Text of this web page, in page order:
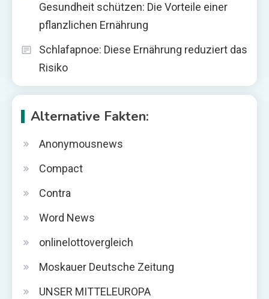
Gesundheit schützen: Die Vorteile einer
pflanzlichen Ernährung
Schlafapnoe: Diese Ernährung reduziert das
Risiko
Alternative Fakten:
Anonymousnews
Compact
Contra
Word News
onlinelottovergleich
Moskauer Deutsche Zeitung
UNSER MITTELEUROPA